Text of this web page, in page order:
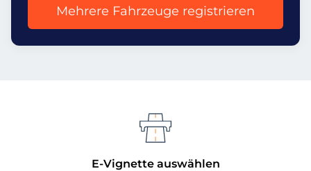
Mehrere Fahrzeuge registrieren
E-Vignette auswählen